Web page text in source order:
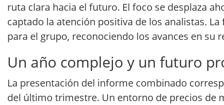
ruta clara hacia el futuro. El foco se desplaza
captado la atención positiva de los analistas.
para el grupo, reconociendo los avances en su
Un año complejo y un futuro
La presentación del informe combinado
del último trimestre. Un entorno de precios de